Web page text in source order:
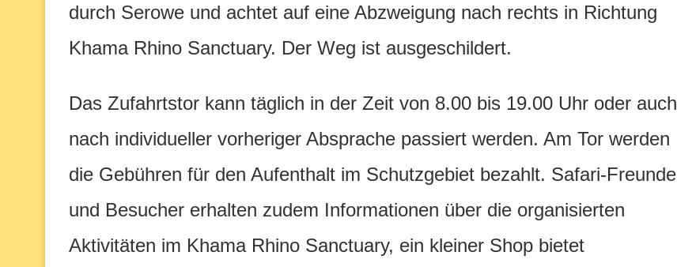
durch Serowe und achtet auf eine Abzweigung nach rechts in Richtung
Khama Rhino Sanctuary. Der Weg ist ausgeschildert.
Das Zufahrtstor kann täglich in der Zeit von 8.00 bis 19.00 Uhr oder auch
nach individueller vorheriger Absprache passiert werden. Am Tor werden
die Gebühren für den Aufenthalt im Schutzgebiet bezahlt. Safari-Freunde
und Besucher erhalten zudem Informationen über die organisierten
Aktivitäten im Khama Rhino Sanctuary, ein kleiner Shop bietet